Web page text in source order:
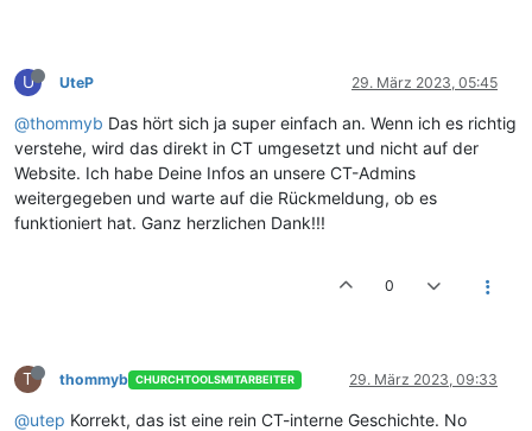
U UteP 29. März 2023, 05:45
@thommyb Das hört sich ja super einfach an. Wenn ich es richtig
verstehe, wird das direkt in CT umgesetzt und nicht auf der
Website. Ich habe Deine Infos an unsere CT-Admins
weitergegeben und warte auf die Rückmeldung, ob es
funktioniert hat. Ganz herzlichen Dank!!!
0
T thommyb CHURCHTOOLSMITARBEITER 29. März 2023, 09:33
@utep Korrekt, das ist eine rein CT-interne Geschichte. No